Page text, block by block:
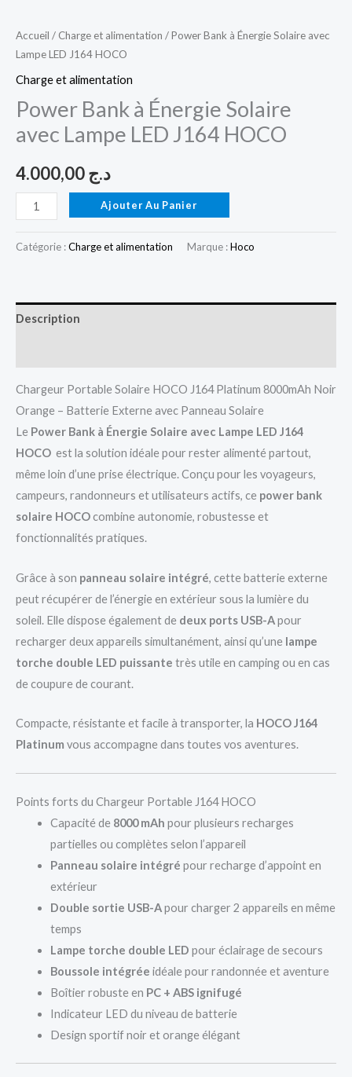
Accueil / Charge et alimentation / Power Bank à Énergie Solaire avec
Lampe LED J164 HOCO
Charge et alimentation
Power Bank à Énergie Solaire
avec Lampe LED J164 HOCO
د.ج
Ajouter Au Panier
Catégorie :Charge et alimentation Marque :Hoco
Description
Chargeur Portable Solaire HOCO J164 Platinum 8000mAh Noir
Orange – Batterie Externe avec Panneau Solaire
Le Power Bank à Énergie Solaire avec Lampe LED J164
HOCO est la solution idéale pour rester alimenté partout,
même loin d’une prise électrique. Conçu pour les voyageurs,
campeurs, randonneurs et utilisateurs actifs, ce power bank
solaire HOCOcombine autonomie, robustesse et
fonctionnalités pratiques.
Grâce à son panneau solaire intégré, cette batterie externe
peut récupérer de l’énergie en extérieur sous la lumière du
soleil. Elle dispose également de deux ports USB-Apour
recharger deux appareils simultanément, ainsi qu’une lampe
torche double LED puissante très utile en camping ou en cas
de coupure de courant.
Compacte, résistante et facile à transporter, la HOCO J164
Platinum vous accompagne dans toutes vos aventures.
Points forts du Chargeur Portable J164 HOCO
Capacité de 8000 mAh pour plusieurs recharges
partielles ou complètes selon l’appareil
Panneau solaire intégré pour recharge d’appoint en
extérieur
Double sortie USB-Apour charger 2 appareils en même
temps
Lampe torche double LED pour éclairage de secours
Boussole intégrée idéale pour randonnée et aventure
Boîtier robuste en PC + ABS ignifugé
Indicateur LED du niveau de batterie
Design sportif noir et orange élégant